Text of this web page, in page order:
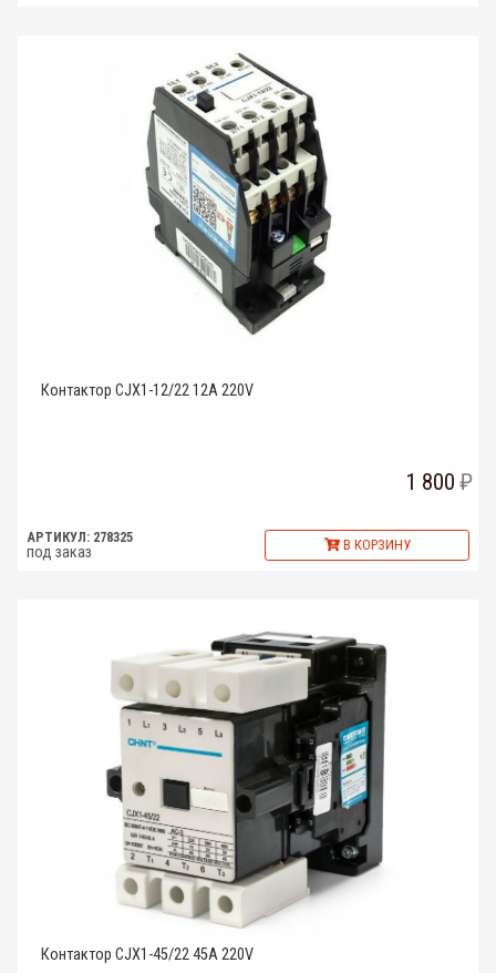
Контактор CJX1-12/22 12A 220V
1 800
АРТИКУЛ: 278325
под заказ В КОРЗИНУ
Контактор CJX1-45/22 45A 220V